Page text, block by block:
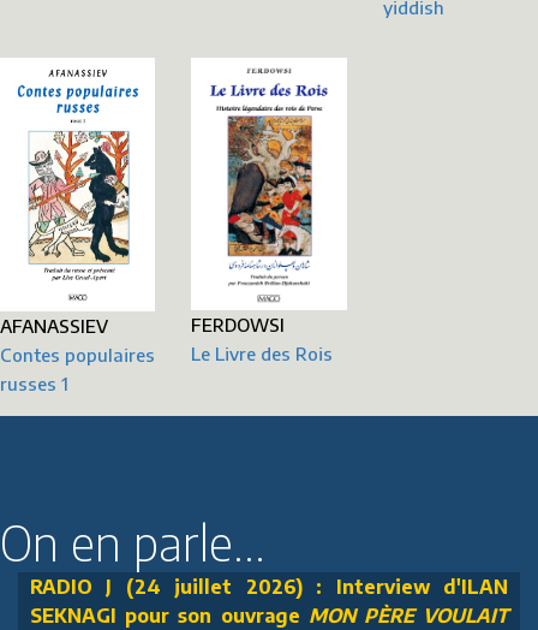
yiddish
AFANASSIEV
Contes populaires
russes 1
FERDOWSI
Le Livre des Rois
On en parle...
RADIO J (24 juillet 2026) : Interview d'ILAN
SEKNAGI pour son ouvrage MON PÈRE VOULAIT